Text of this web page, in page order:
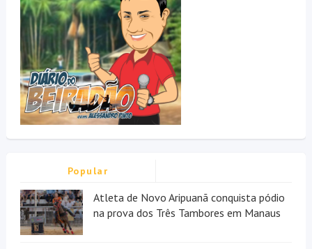
Popular
Atleta de Novo Aripuanã conquista pódio
na prova dos Três Tambores em Manaus